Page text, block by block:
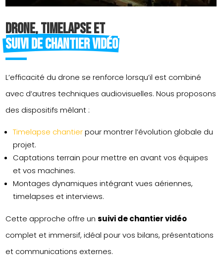
Drone, timelapse et
suivi de chantier vidéo
L’efficacité du drone se renforce lorsqu’il est combiné
avec d’autres techniques audiovisuelles. Nous proposons
des dispositifs mêlant :
Timelapse chantierpour montrer l’évolution globale du
projet.
Captations terrain pour mettre en avant vos équipes
et vos machines.
Montages dynamiques intégrant vues aériennes,
timelapses et interviews.
Cette approche offre unsuivi de chantier vidéo
complet et immersif, idéal pour vos bilans, présentations
et communications externes.